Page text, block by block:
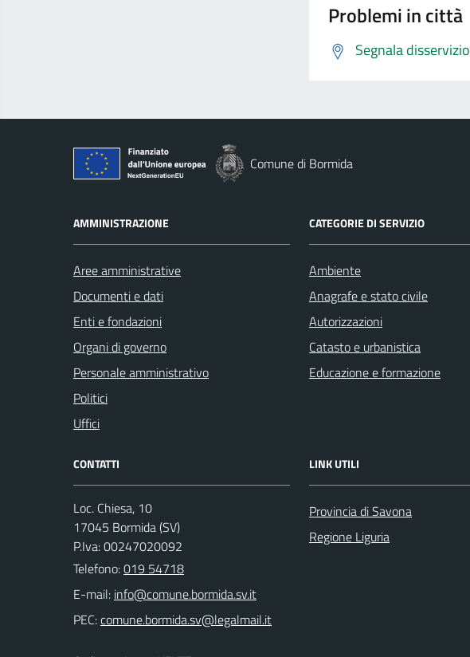
Problemi in città
Segnala disservizio
Comune di Bormida
AMMINISTRAZIONE
Aree amministrative
Documenti e dati
Enti e fondazioni
Organi di governo
Personale amministrativo
Politici
Uffici
CATEGORIE DI SERVIZIO
Ambiente
Anagrafe e stato civile
Autorizzazioni
Catasto e urbanistica
Educazione e formazione
CONTATTI
Loc. Chiesa, 10
17045 Bormida (SV)
P.Iva: 00247020092
Telefono:019 54718
E-mail:
PEC:
LINK UTILI
Provincia di Savona
Regione Liguria